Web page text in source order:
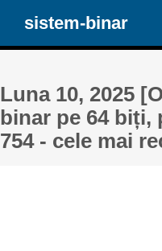
sistem-binar
Luna 10, 2025
binar pe 64
754 - cele mai